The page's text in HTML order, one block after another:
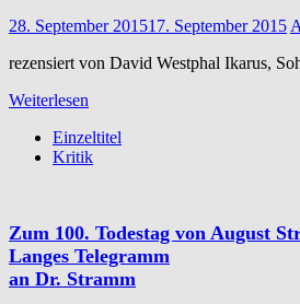
28. September 201517. September 2015
rezensiert von David Westphal Ikarus,
Weiterlesen
Einzeltitel
Kritik
Zum 100. Todestag von August
Langes Telegramm
an Dr. Stramm